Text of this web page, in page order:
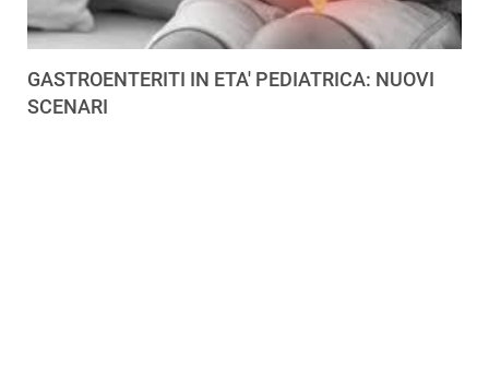
GASTROENTERITI IN ETA' PEDIATRICA: NUOVI
SCENARI